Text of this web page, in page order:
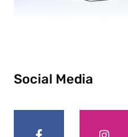
Social Media